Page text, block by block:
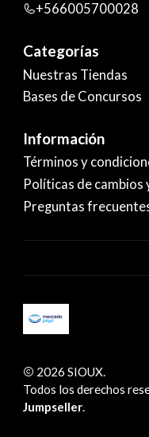
+566005700028
Categorías
Nuestras Tiendas
Bases de Concursos
Información
Términos y
Políticas de cambios
Preguntas
2026 SIOUX.
Todos los derechos
Jumpseller.